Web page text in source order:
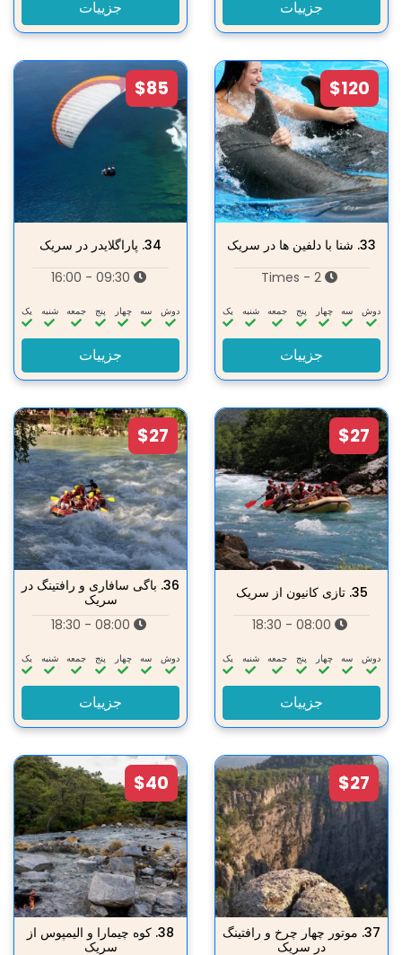
جزییات جزییات
$120
33. شنا با دلفین ها در سریک
دوش سه‌ چهار پنج جمعه شنبه یک
جزییات
$85
34. پاراگلایدر در سریک
دوش سه‌ چهار پنج جمعه شنبه یک
جزییات
$27
35. تازی کانیون از سریک
دوش سه‌ چهار پنج جمعه شنبه یک
جزییات
$27
36. باگی سافاری و رافتینگ در
سریک
دوش سه‌ چهار پنج جمعه شنبه یک
جزییات
$27
37. موتور چهار چرخ و رافتینگ
در سریک
$40
38. کوه چیمارا و الیمپوس از
سریک